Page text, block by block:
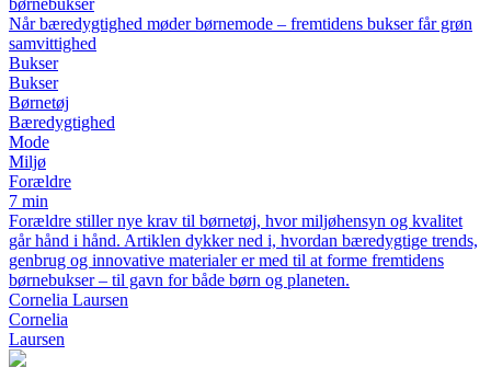
børnebukser
Når bæredygtighed møder børnemode – fremtidens bukser får grøn
samvittighed
Bukser
Bukser
Børnetøj
Bæredygtighed
Mode
Miljø
Forældre
7 min
Forældre stiller nye krav til børnetøj, hvor miljøhensyn og kvalitet
går hånd i hånd. Artiklen dykker ned i, hvordan bæredygtige trends,
genbrug og innovative materialer er med til at forme fremtidens
børnebukser – til gavn for både børn og planeten.
Cornelia Laursen
Cornelia
Laursen